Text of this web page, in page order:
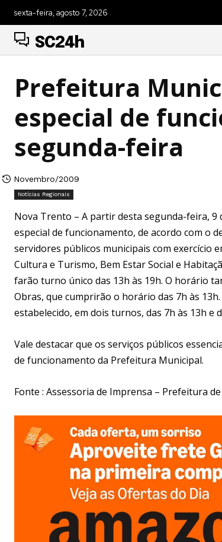
sexta-feira, agosto 7, 2026
SC24h
Prefeitura
especial de
segunda-feira
Novembro/2009
Notícias Regionais
Nova Trento – A partir desta segunda-feira,
especial de funcionamento, de acordo com o
servidores públicos municipais com exercício
Cultura e Turismo, Bem Estar Social e
farão turno único das 13h às 19h. O horário
Obras, que cumprirão o horário das 7h às
estabelecido, em dois turnos, das 7h às 13h
Vale destacar que os serviços públicos
de funcionamento da Prefeitura Municipal.
Fonte : Assessoria de Imprensa – Prefeitura